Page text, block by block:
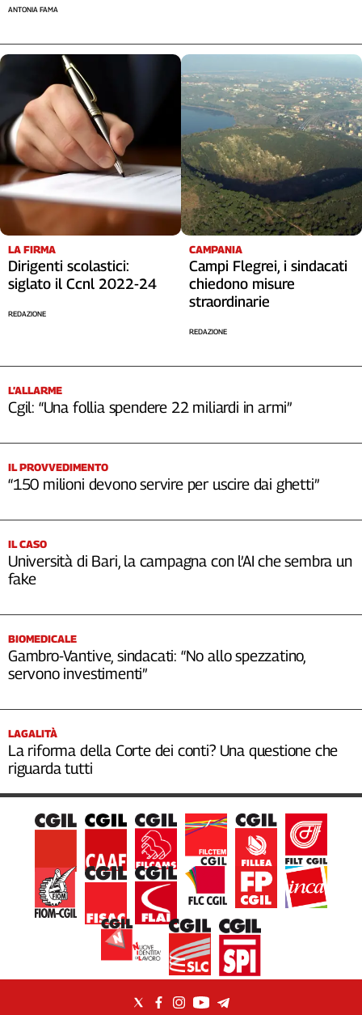
ANTONIA FAMA
LA FIRMA
Dirigenti scolastici:
siglato il Ccnl 2022-24
REDAZIONE
CAMPANIA
Campi Flegrei, i sindacati
chiedono misure
straordinarie
REDAZIONE
L’ALLARME
Cgil: “Una follia spendere 22 miliardi in armi”
IL PROVVEDIMENTO
“150 milioni devono servire per uscire dai ghetti”
IL CASO
Università di Bari, la campagna con l’AI che sembra un
fake
BIOMEDICALE
Gambro-Vantive, sindacati: “No allo spezzatino,
servono investimenti”
LAGALITÀ
La riforma della Corte dei conti? Una questione che
riguarda tutti